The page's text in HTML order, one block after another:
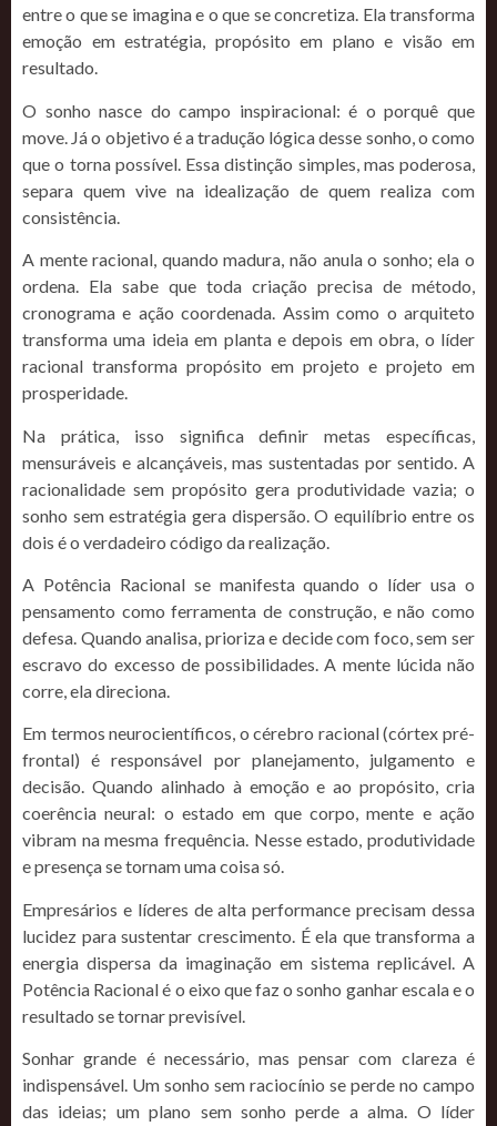
entre o que se imagina e o que se concretiza. Ela transforma
emoção em estratégia, propósito em plano e visão em
resultado.
O sonho nasce do campo inspiracional: é o porquê que
move. Já o objetivo é a tradução lógica desse sonho, o como
que o torna possível. Essa distinção simples, mas poderosa,
separa quem vive na idealização de quem realiza com
consistência.
A mente racional, quando madura, não anula o sonho; ela o
ordena. Ela sabe que toda criação precisa de método,
cronograma e ação coordenada. Assim como o arquiteto
transforma uma ideia em planta e depois em obra, o líder
racional transforma propósito em projeto e projeto em
prosperidade.
Na prática, isso significa definir metas específicas,
mensuráveis e alcançáveis, mas sustentadas por sentido. A
racionalidade sem propósito gera produtividade vazia; o
sonho sem estratégia gera dispersão. O equilíbrio entre os
dois é o verdadeiro código da realização.
A Potência Racional se manifesta quando o líder usa o
pensamento como ferramenta de construção, e não como
defesa. Quando analisa, prioriza e decide com foco, sem ser
escravo do excesso de possibilidades. A mente lúcida não
corre, ela direciona.
Em termos neurocientíficos, o cérebro racional (córtex pré-
frontal) é responsável por planejamento, julgamento e
decisão. Quando alinhado à emoção e ao propósito, cria
coerência neural: o estado em que corpo, mente e ação
vibram na mesma frequência. Nesse estado, produtividade
e presença se tornam uma coisa só.
Empresários e líderes de alta performance precisam dessa
lucidez para sustentar crescimento. É ela que transforma a
energia dispersa da imaginação em sistema replicável. A
Potência Racional é o eixo que faz o sonho ganhar escala e o
resultado se tornar previsível.
Sonhar grande é necessário, mas pensar com clareza é
indispensável. Um sonho sem raciocínio se perde no campo
das ideias; um plano sem sonho perde a alma. O líder